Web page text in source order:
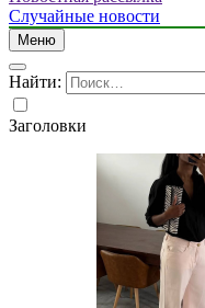
Случайные новости
Меню
Найти:
Заголовки